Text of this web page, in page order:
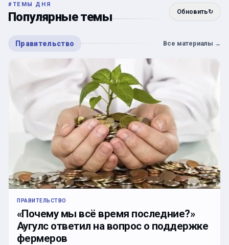
#ТЕМЫ ДНЯ
Популярные темы Обновить↻
Правительство Все материалы →
ПРАВИТЕЛЬСТВО
«Почему мы всё время последние?»
Аугулс ответил на вопрос о поддержке
фермеров